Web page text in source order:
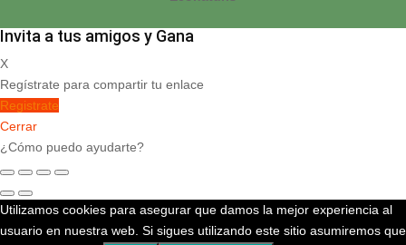
Invita a tus amigos y Gana
X
Regístrate para compartir tu enlace
Registrate
Cerrar
¿Cómo puedo ayudarte?
Utilizamos cookies para asegurar que damos la mejor experiencia al
usuario en nuestra web. Si sigues utilizando este sitio asumiremos que